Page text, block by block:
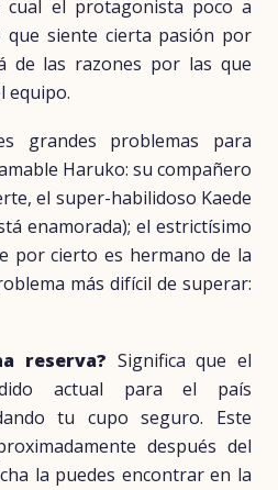
cual el protagonista poco a
que siente cierta pasión por
de las razones por las que
equipo.
grandes problemas para
Haruko: su compañero
el super-habilidoso Kaede
enamorada); el estrictísimo
por cierto es hermano de la
más difícil de superar:
reserva? Significa que el
actual para el país
tu cupo seguro. Este
después del
la puedes encontrar en la